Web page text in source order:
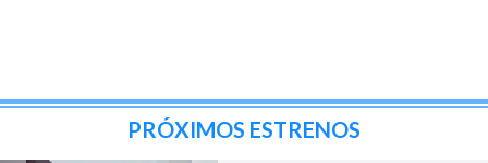
PRÓXIMOS ESTRENOS